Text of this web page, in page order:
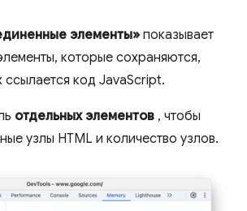
элементы» показывает
которые сохраняются,
ссылается код JavaScript.
отдельных элементов , чтобы
узлы HTML и количество узлов.